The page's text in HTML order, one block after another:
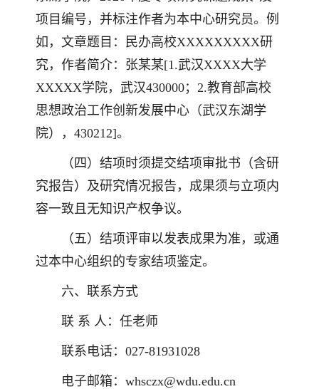
项目编号，并标注作者为本中心研究员。例
如，文章题目：民办高校XXXXXXXXX研
究，作者简介：张某某[1.武汉XXXX大学
XXXXX学院，武汉430000；2.教育部高校
思想政治工作创新发展中心（武汉东湖学
院），430212]。
（四）结项时须提交结项审批书（含研
究报告）及研究情况报告，成果须与立项内
容一致且无知识产权争议。
（五）结项评审以发表成果为准，或通
过本中心组织的专家结项鉴定。
六、联系方式
联 系 人：任老师
联系电话：027-81931028
电子邮箱：whsczx@wdu.edu.cn